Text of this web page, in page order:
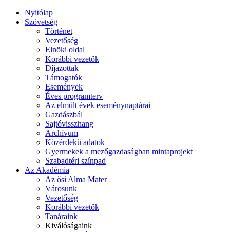
Nyitólap
Szövetség
Történet
Vezetőség
Elnöki oldal
Korábbi vezetők
Díjazottak
Támogatók
Események
Éves programterv
Az elmúlt évek eseménynaptárai
Gazdászbál
Sajtóvisszhang
Archívum
Közérdekű adatok
Gyermekek a mezőgazdaságban mintaprojekt
Szabadtéri színpad
Az Akadémia
Az ősi Alma Mater
Városunk
Vezetőség
Korábbi vezetők
Tanáraink
Kiválóságaink